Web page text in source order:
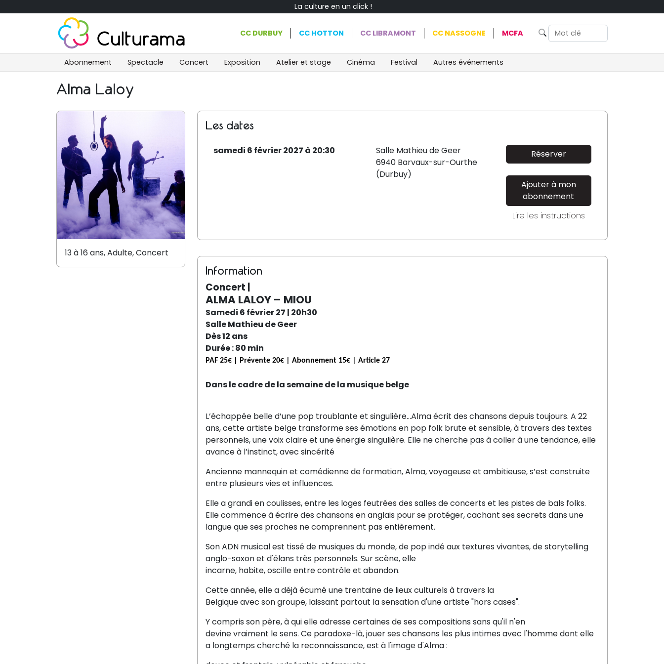
La culture en un click !
CC DURBUY CC HOTTON CC LIBRAMONT CC NASSOGNE MCFA
Abonnement Spectacle Concert Exposition Atelier et stage Cinéma Festival Autres événements
Alma Laloy
Les dates
samedi 6 février 2027 à 20:30
Salle Mathieu de Geer
6940 Barvaux-sur-Ourthe
(Durbuy)
Réserver
Ajouter à mon
abonnement
Lire les instructions
Information
Concert |
ALMA LALOY – MIOU
Samedi 6 février 27 | 20h30
Salle Mathieu de Geer
Dès 12 ans
Durée : 80 min
PAF 25€ | Prévente 20€ | Abonnement 15€ | Article 27
Dans le cadre de la semaine de la musique belge
L’échappée belle d’une pop troublante et singulière...Alma écrit des chansons depuis toujours. A 22
ans, cette artiste belge transforme ses émotions en pop folk brute et sensible, à travers des textes
personnels, une voix claire et une énergie singulière. Elle ne cherche pas à coller à une tendance, elle
avance à l’instinct, avec sincérité
Ancienne mannequin et comédienne de formation, Alma, voyageuse et ambitieuse, s’est construite
entre plusieurs vies et influences.
Elle a grandi en coulisses, entre les loges feutrées des salles de concerts et les pistes de bals folks.
Elle commence à écrire des chansons en anglais pour se protéger, cachant ses secrets dans une
langue que ses proches ne comprennent pas entièrement.
Son ADN musical est tissé de musiques du monde, de pop indé aux textures vivantes, de storytelling
anglo-saxon et d'élans très personnels. Sur scène, elle
incarne, habite, oscille entre contrôle et abandon.
Cette année, elle a déjà écumé une trentaine de lieux culturels à travers la
Belgique avec son groupe, laissant partout la sensation d'une artiste "hors cases".
Y compris son père, à qui elle adresse certaines de ses compositions sans qu'il n'en
devine vraiment le sens. Ce paradoxe-là, jouer ses chansons les plus intimes avec l'homme dont elle
a longtemps cherché la reconnaissance, est à l'image d'Alma :
13 à 16 ans, Adulte, Concert